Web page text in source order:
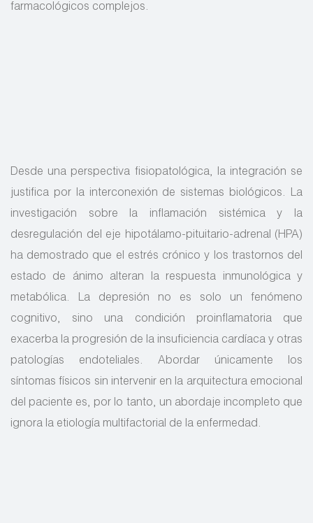
farmacológicos complejos.
Desde una perspectiva fisiopatológica, la integración se
justifica por la interconexión de sistemas biológicos. La
investigación sobre la inflamación sistémica y la
desregulación del eje hipotálamo-pituitario-adrenal (HPA)
ha demostrado que el estrés crónico y los trastornos del
estado de ánimo alteran la respuesta inmunológica y
metabólica. La depresión no es solo un fenómeno
cognitivo, sino una condición proinflamatoria que
exacerba la progresión de la insuficiencia cardíaca y otras
patologías endoteliales. Abordar únicamente los
síntomas físicos sin intervenir en la arquitectura emocional
del paciente es, por lo tanto, un abordaje incompleto que
ignora la etiología multifactorial de la enfermedad.